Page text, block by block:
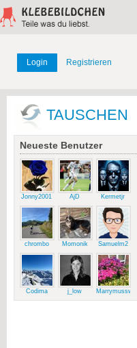
Login Registrieren
TAUSCHEN
Neueste Benutzer
Jonny2001 AjD Kermetjr
chrombo Momonik Samuelm2
Codima j_low Marrymussweg